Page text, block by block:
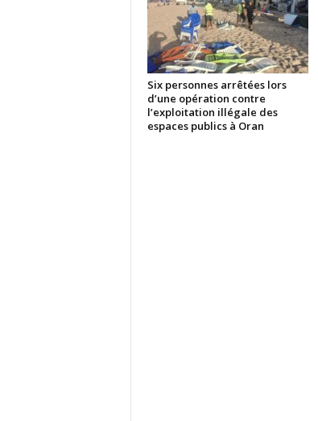
Six personnes arrêtées lors
d’une opération contre
l’exploitation illégale des
espaces publics à Oran